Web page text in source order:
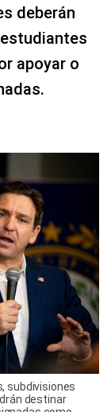
deberán
apoyar o
subdivisiones
destinar